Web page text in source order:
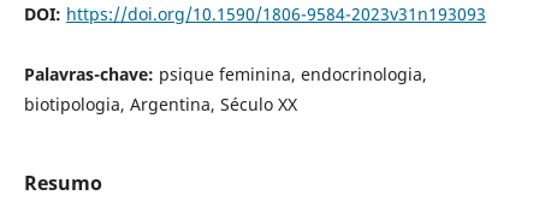
DOI: https://doi.org/10.1590/1806-9584-2023v31n193093
Palavras-chave: psique feminina, endocrinologia,
biotipologia, Argentina, Século XX
Resumo